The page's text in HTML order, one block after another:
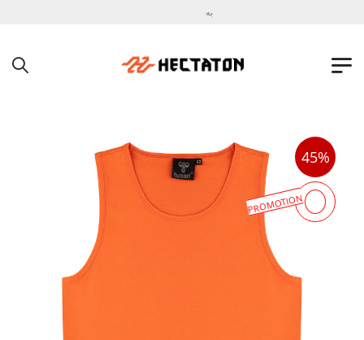
به فروشگاه اینترنتی هکتاتون خوش آمدید !
45%
PROMOTION